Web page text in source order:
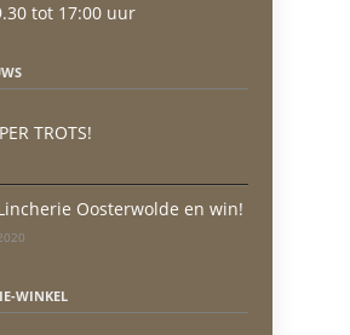
tot 17:00 uur
TROTS!
Oosterwolde en win!
WINKEL